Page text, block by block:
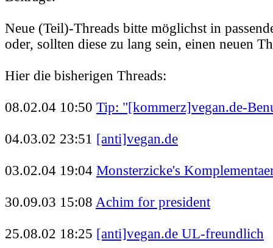
Neue (Teil)-Threads bitte möglichst in
oder, sollten diese zu lang sein, einen neuen
Hier die bisherigen Threads:
08.02.04 10:50 Tip: "[kommerz]vegan.de-
04.03.02 23:51 [anti]vegan.de
03.02.04 19:04 Monsterzicke's
30.09.03 15:08 Achim for president
25.08.02 18:25 [anti]vegan.de UL-freundlich